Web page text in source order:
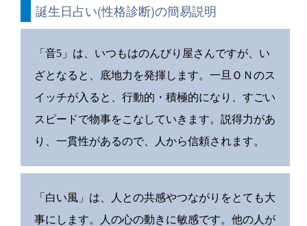
誕生日占い(性格診断)の簡易説明
「音5」は、いつもはのんびり屋さんですが、い
ざとなると、底地力を発揮します。一旦ＯＮのス
イッチが入ると、行動的・積極的になり、すごい
スピードで物事をこなしていきます。説得力があ
り、一貫性があるので、人から信頼されます。
「白い風」は、人との共感やつながりをとても大
事にします。人の心の動きに敏感です。他の人が